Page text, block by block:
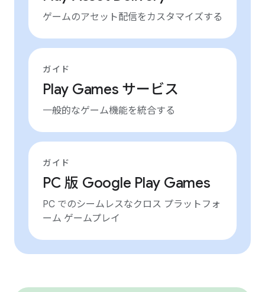
ゲームのアセット配信をカスタマイズする
ガイド
Play Games サービス
一般的なゲーム機能を統合する
ガイド
PC 版 Google Play Games
PC でのシームレスなクロス プラットフォ
ーム ゲームプレイ